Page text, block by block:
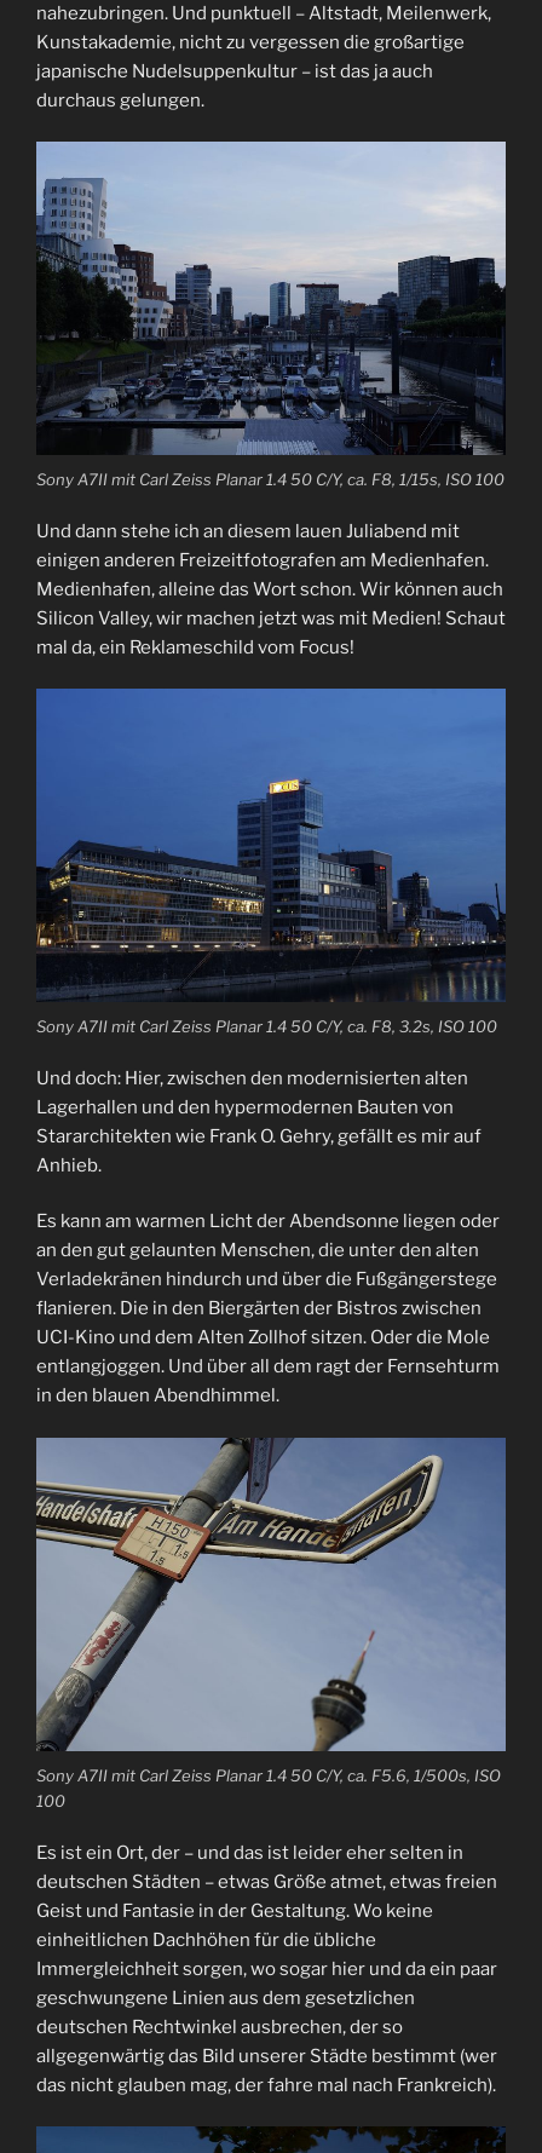
nahezubringen. Und punktuell – Altstadt, Meilenwerk,
Kunstakademie, nicht zu vergessen die großartige
japanische Nudelsuppenkultur – ist das ja auch
durchaus gelungen.
Sony A7II mit Carl Zeiss Planar 1.4 50 C/Y, ca. F8, 1/15s, ISO 100
Und dann stehe ich an diesem lauen Juliabend mit
einigen anderen Freizeitfotografen am Medienhafen.
Medienhafen, alleine das Wort schon. Wir können auch
Silicon Valley, wir machen jetzt was mit Medien! Schaut
mal da, ein Reklameschild vom Focus!
Sony A7II mit Carl Zeiss Planar 1.4 50 C/Y, ca. F8, 3.2s, ISO 100
Und doch: Hier, zwischen den modernisierten alten
Lagerhallen und den hypermodernen Bauten von
Stararchitekten wie Frank O. Gehry, gefällt es mir auf
Anhieb.
Es kann am warmen Licht der Abendsonne liegen oder
an den gut gelaunten Menschen, die unter den alten
Verladekränen hindurch und über die Fußgängerstege
flanieren. Die in den Biergärten der Bistros zwischen
UCI-Kino und dem Alten Zollhof sitzen. Oder die Mole
entlangjoggen. Und über all dem ragt der Fernsehturm
in den blauen Abendhimmel.
Sony A7II mit Carl Zeiss Planar 1.4 50 C/Y, ca. F5.6, 1/500s, ISO
100
Es ist ein Ort, der – und das ist leider eher selten in
deutschen Städten – etwas Größe atmet, etwas freien
Geist und Fantasie in der Gestaltung. Wo keine
einheitlichen Dachhöhen für die übliche
Immergleichheit sorgen, wo sogar hier und da ein paar
geschwungene Linien aus dem gesetzlichen
deutschen Rechtwinkel ausbrechen, der so
allgegenwärtig das Bild unserer Städte bestimmt (wer
das nicht glauben mag, der fahre mal nach Frankreich).